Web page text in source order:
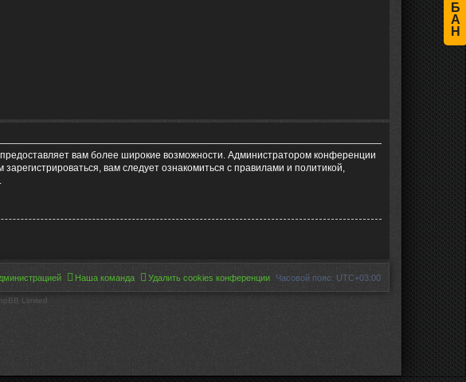
Б
А
Н
вам более широкие возможности. Администратором конференции
вам следует ознакомиться с правилами и политикой,
Часовой пояс: UTC+03:00
Удалить cookies конференции
Наша команда
Limited